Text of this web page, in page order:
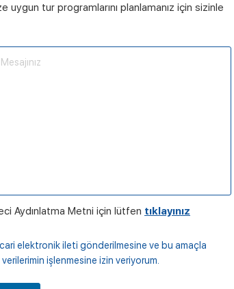
tur programlarını planlamanız için sizinle
Aydınlatma Metni için lütfen tıklayınız
elektronik ileti gönderilmesine ve bu amaçla
işlenmesine izin veriyorum.